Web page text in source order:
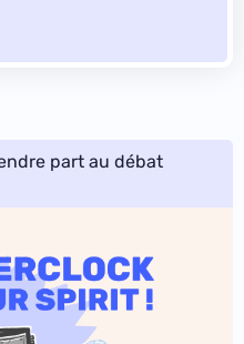
part au débat